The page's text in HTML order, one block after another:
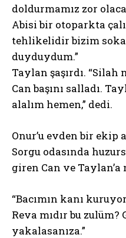
doldurmamız zor
Abisi bir otoparkta
tehlikelidir bizim
duyduydum.”
Taylan şaşırdı. “Silah
Can başını salladı.
alalım hemen,” dedi.
Onur’u evden bir ekip
Sorgu odasında
giren Can ve
“Bacımın kanı
Reva mıdır bu
yakalasanıza.”